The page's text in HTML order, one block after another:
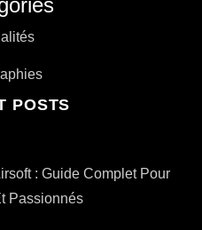
POSTS
: Guide Complet Pour
Passionnés